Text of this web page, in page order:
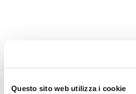
Questo sito web utilizza i cookie